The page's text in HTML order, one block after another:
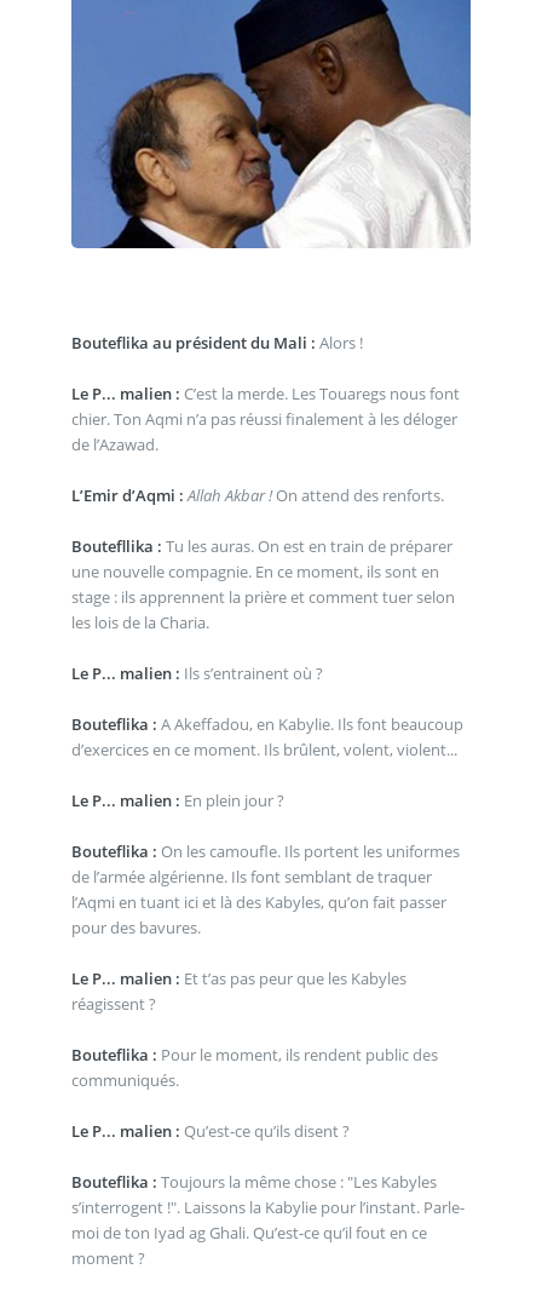
Bouteflika au président du Mali : Alors !
Le P... malien : C’est la merde. Les Touaregs nous font
chier. Ton Aqmi n’a pas réussi finalement à les déloger
de l’Azawad.
L’Emir d’Aqmi : Allah Akbar !On attend des renforts.
Boutefllika : Tu les auras. On est en train de préparer
une nouvelle compagnie. En ce moment, ils sont en
stage : ils apprennent la prière et comment tuer selon
les lois de la Charia.
Le P... malien : Ils s’entrainent où ?
Bouteflika : A Akeffadou, en Kabylie. Ils font beaucoup
d’exercices en ce moment. Ils brûlent, volent, violent...
Le P... malien : En plein jour ?
Bouteflika : On les camoufle. Ils portent les uniformes
de l’armée algérienne. Ils font semblant de traquer
l’Aqmi en tuant ici et là des Kabyles, qu’on fait passer
pour des bavures.
Le P... malien : Et t’as pas peur que les Kabyles
réagissent ?
Bouteflika : Pour le moment, ils rendent public des
communiqués.
Le P... malien : Qu’est-ce qu’ils disent ?
Bouteflika : Toujours la même chose : "Les Kabyles
s’interrogent !". Laissons la Kabylie pour l’instant. Parle-
moi de ton Iyad ag Ghali. Qu’est-ce qu’il fout en ce
moment ?